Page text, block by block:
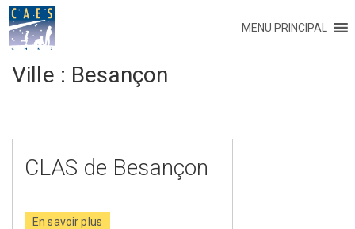
MENU PRINCIPAL
Ville : Besançon
CLAS de Besançon
En savoir plus